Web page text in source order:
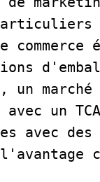
un
un
avec